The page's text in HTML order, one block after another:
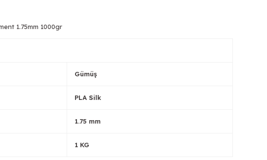
1.75mm 1000gr
Gümüş
PLA Silk
1.75 mm
1 KG